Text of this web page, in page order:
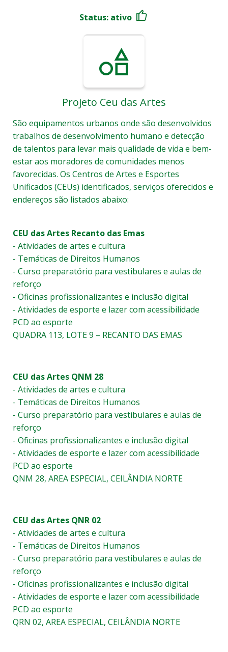
Status: ativo
Projeto Ceu das Artes
São equipamentos urbanos onde são desenvolvidos
trabalhos de desenvolvimento humano e detecção
de talentos para levar mais qualidade de vida e bem-
estar aos moradores de comunidades menos
favorecidas. Os Centros de Artes e Esportes
Unificados (CEUs) identificados, serviços oferecidos e
endereços são listados abaixo:
CEU das Artes Recanto das Emas
- Atividades de artes e cultura
- Temáticas de Direitos Humanos
- Curso preparatório para vestibulares e aulas de
reforço
- Oficinas profissionalizantes e inclusão digital
- Atividades de esporte e lazer com acessibilidade
PCD ao esporte
QUADRA 113, LOTE 9 – RECANTO DAS EMAS
CEU das Artes QNM 28
- Atividades de artes e cultura
- Temáticas de Direitos Humanos
- Curso preparatório para vestibulares e aulas de
reforço
- Oficinas profissionalizantes e inclusão digital
- Atividades de esporte e lazer com acessibilidade
PCD ao esporte
QNM 28, AREA ESPECIAL, CEILÂNDIA NORTE
CEU das Artes QNR 02
- Atividades de artes e cultura
- Temáticas de Direitos Humanos
- Curso preparatório para vestibulares e aulas de
reforço
- Oficinas profissionalizantes e inclusão digital
- Atividades de esporte e lazer com acessibilidade
PCD ao esporte
QRN 02, AREA ESPECIAL, CEILÂNDIA NORTE